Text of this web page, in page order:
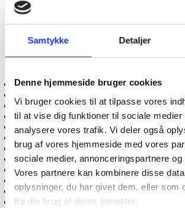
Samtykke Detaljer
Denne hjemmeside bruger cookies
Vi bruger cookies til at tilpasse vores
til at vise dig funktioner til sociale medier
analysere vores trafik. Vi deler også
brug af vores hjemmeside med vores
sociale medier, annonceringspartnere og
Vores partnere kan kombinere disse
oplysninger, du har givet dem, eller som
fra din brug af deres tjenester.
Teaktræs produkter
Pantry, Toilet & VVS
Lanterner & Lys
Navigation, Radio & TV
Gaveidéer til sejleren
Gavekort til Marineudstyr
Helt friske nyheder i shoppen
Vintage / Classic
Sejlertøj & Sko
Sikkerhed & Badestiger
Vandsport & Fritid
Motordele & Tilbehør